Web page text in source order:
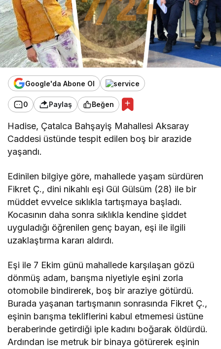
Google'da Abone Ol
0 Paylaş Beğen
Hadise, Çatalca Bahşayiş Mahallesi Aksaray
Caddesi üstünde tespit edilen boş bir arazide
yaşandı.
Edinilen bilgiye göre, mahallede yaşam sürdüren
Fikret Ç., dini nikahlı eşi Gül Gülsüm (28) ile bir
müddet evvelce sıklıkla tartışmaya başladı.
Kocasının daha sonra sıklıkla kendine şiddet
uyguladığı öğrenilen genç bayan, eşi ile ilgili
uzaklaştırma kararı aldırdı.
Eşi ile 7 Ekim günü mahallede karşılaşan gözü
dönmüş adam, barışma niyetiyle eşini zorla
otomobile bindirerek, boş bir araziye götürdü.
Burada yaşanan tartışmanın sonrasında Fikret Ç.,
eşinin barışma tekliflerini kabul etmemesi üstüne
beraberinde getirdiği iple kadını boğarak öldürdü.
Ardından ise metruk bir binaya götürerek eşinin